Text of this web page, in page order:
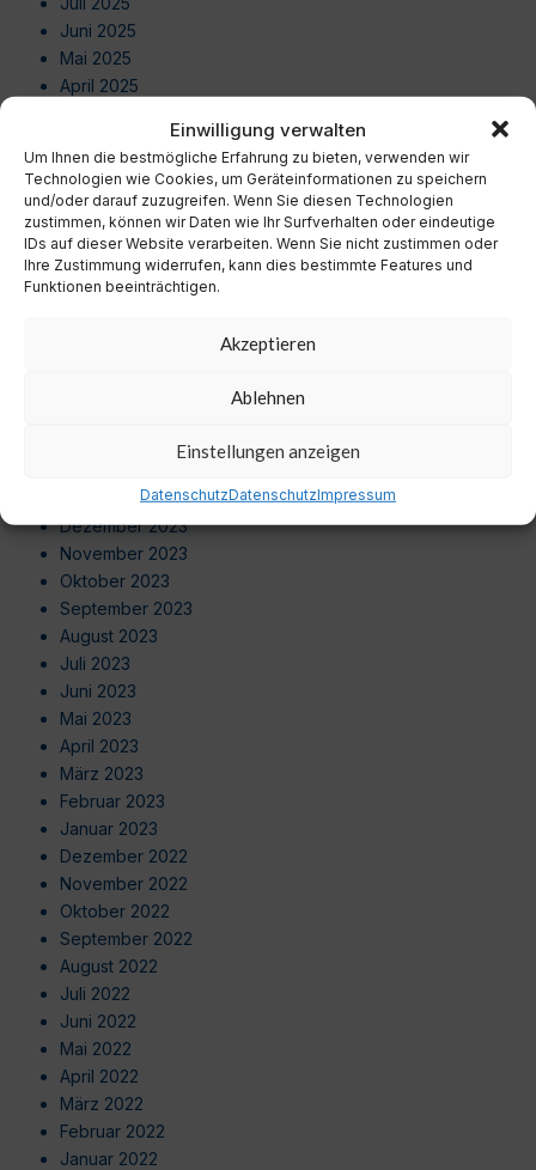
Einwilligung verwalten
Um Ihnen die bestmögliche Erfahrung zu bieten, verwenden wir
Technologien wie Cookies, um Geräteinformationen zu speichern
und/oder darauf zuzugreifen. Wenn Sie diesen Technologien
zustimmen, können wir Daten wie Ihr Surfverhalten oder eindeutige
IDs auf dieser Website verarbeiten. Wenn Sie nicht zustimmen oder
Ihre Zustimmung widerrufen, kann dies bestimmte Features und
Funktionen beeinträchtigen.
Akzeptieren
Ablehnen
Einstellungen anzeigen
DatenschutzDatenschutzImpressum
Juni 2025
Mai 2025
April 2025
Januar 2025
Dezember 2024
November 2024
Oktober 2024
September 2024
Januar 2024
Dezember 2023
November 2023
Oktober 2023
September 2023
August 2023
Juli 2023
Juni 2023
Mai 2023
April 2023
März 2023
Februar 2023
Januar 2023
Dezember 2022
November 2022
Oktober 2022
September 2022
August 2022
Juli 2022
Juni 2022
Mai 2022
April 2022
März 2022
Februar 2022
Januar 2022